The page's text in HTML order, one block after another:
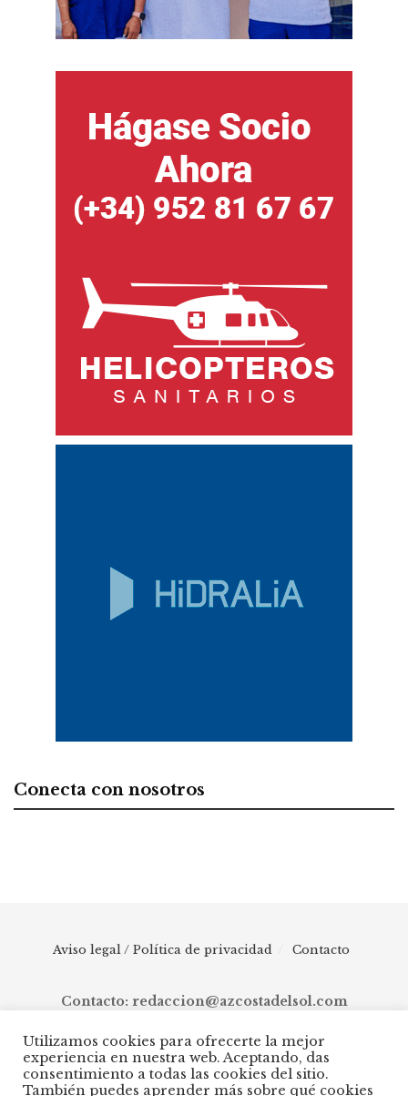
Conecta con nosotros
Aviso legal / Política de privacidad Contacto
Contacto: redaccion@azcostadelsol.com
© 2025 AZ Costa del Sol - Diario digital de Málaga capital hasta
Manilva, pasando por Torremolinos, Benalmádena, Fuengirola,
Utilizamos cookies para ofrecerte la mejor
experiencia en nuestra web. Aceptando, das
consentimiento a todas las cookies del sitio.
También puedes aprender más sobre qué cookies